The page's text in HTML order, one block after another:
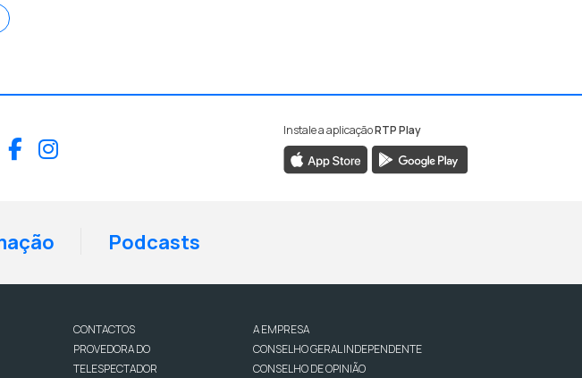
Facebook
Instagram
Instale a aplicaçãoRTP Play
Podcasts
CONTACTOS
PROVEDORA DO
TELESPECTADOR
A EMPRESA
CONSELHO GERAL INDEPENDENTE
CONSELHO DE OPINIÃO